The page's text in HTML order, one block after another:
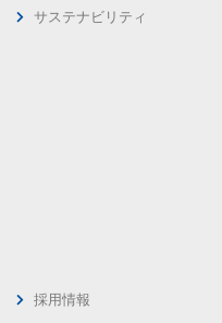
サステナビリティ
採用情報